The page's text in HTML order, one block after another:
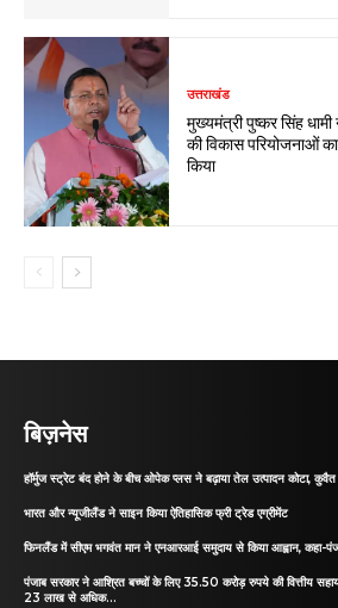
उत्तराखंड
मुख्यमंत्री पुष्कर सिंह
की विकास परियोजनाओं
किया
बिज़नेस
हॉर्मुज स्ट्रेट बंद होने के बीच ओपेक प्लस ने बढ़ाया तेल उत्पादन कोटा, कुवैत
भारत और न्यूजीलैंड ने साइन किया ऐतिहासिक फ्री ट्रेड एग्रीमेंट
फिनलैंड में सीएम भगवंत मान ने एनआरआई समुदाय से किया आह्वान, कहा-
पंजाब सरकार ने आश्रित बच्चों के लिए 35.50 करोड़ रुपये की वित्तीय
23 लाख से अधिक...